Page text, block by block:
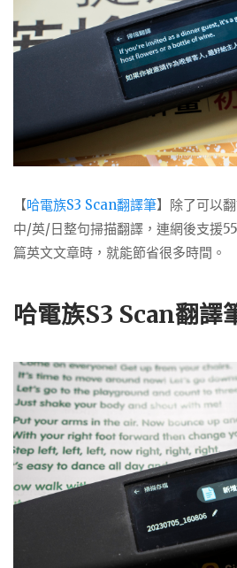
【哈電族S3 Scan翻譯筆】除了可以
中/英/日整句掃描翻譯，連網後支援
篇英文文章時，就能節省很多時間。
哈電族S3 Scan翻譯